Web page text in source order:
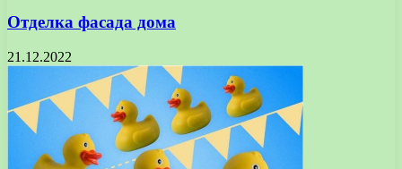
Отделка фасада дома
21.12.2022